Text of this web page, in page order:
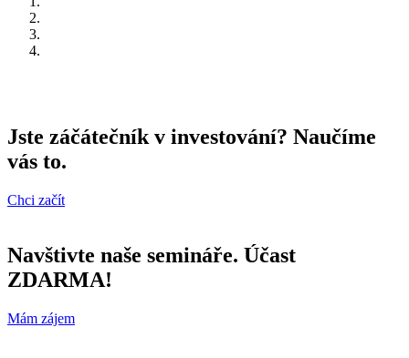
Jste záčátečník v investování? Naučíme
vás to.
Chci začít
Navštivte naše semináře. Účast
ZDARMA!
Mám zájem